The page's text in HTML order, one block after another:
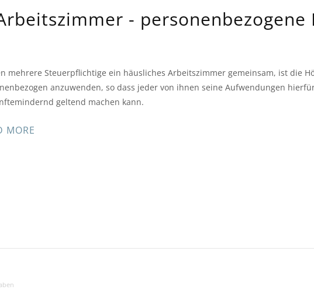
-
mehrere Steuerpflichtige ein häusliches Arbeitszimmer gemeinsam, ist die
anzuwenden, so dass jeder von ihnen seine Aufwendungen
geltend machen kann.
MORE